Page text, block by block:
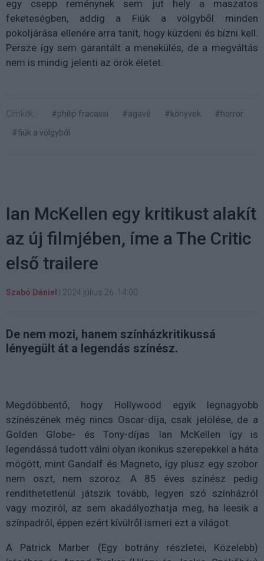
egy csepp reménynek sem jut hely a maszatos
feketeségben, addig a Fiúk a völgyből minden
pokoljárása ellenére arra tanít, hogy küzdeni és bízni kell.
Persze így sem garantált a menekülés, de a megváltás
nem is mindig jelenti az örök életet.
Címkék: #philip fracassi #agavé #könyvek
#horror
#fiúk a völgyből
Ian McKellen egy kritikust alakít
az új filmjében, íme a The Critic
első trailere
Szabó Dániel 2024 július 26. 14:00
De nem mozi, hanem színházkritikussá
lényegült át a legendás színész.
Megdöbbentő, hogy Hollywood egyik legnagyobb
színészének még nincs Oscar-díja, csak jelölése, de a
Golden Globe- és Tony-díjas Ian McKellen így is
legendássá tudott válni olyan ikonikus szerepekkel a háta
mögött, mint Gandalf és Magneto, így plusz egy szobor
nem oszt, nem szoroz. A 85 éves színész pedig
rendíthetetlenül játszik tovább, legyen szó színházról
vagy moziról, az sem akadályozhatja meg, ha leesik a
színpadról, éppen ezért kívülről ismeri ezt a világot.
A Patrick Marber (Egy botrány részletei, Közelebb)